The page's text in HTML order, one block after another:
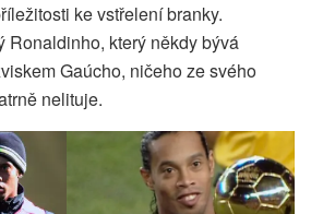
ke vstřelení branky.
Ronaldinho, který někdy bývá
Gaúcho, ničeho ze svého
nelituje.